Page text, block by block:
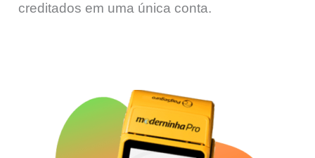
creditados em uma única conta.